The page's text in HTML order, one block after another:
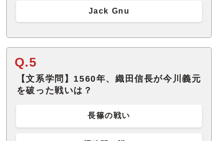
Jack Gnu
Q.5
【文系学問】1560年、織田信長が今川義元
を破った戦いは？
長篠の戦い